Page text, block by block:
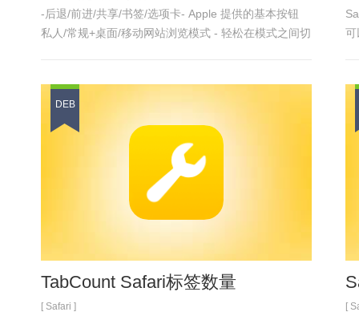
-后退/前进/共享/书签/选项卡- Apple 提供的基本按钮
私人/常规+桌面/移动网站浏览模式 - 轻松在模式之间切
签中
具体功能 参加
可
DEB
TabCount Safari标签数量
[ Safari ] [